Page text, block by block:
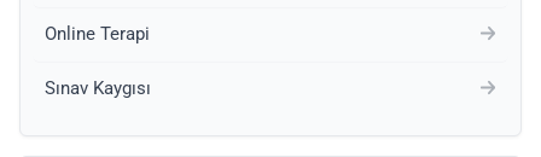
Online Terapi
Sınav Kaygısı